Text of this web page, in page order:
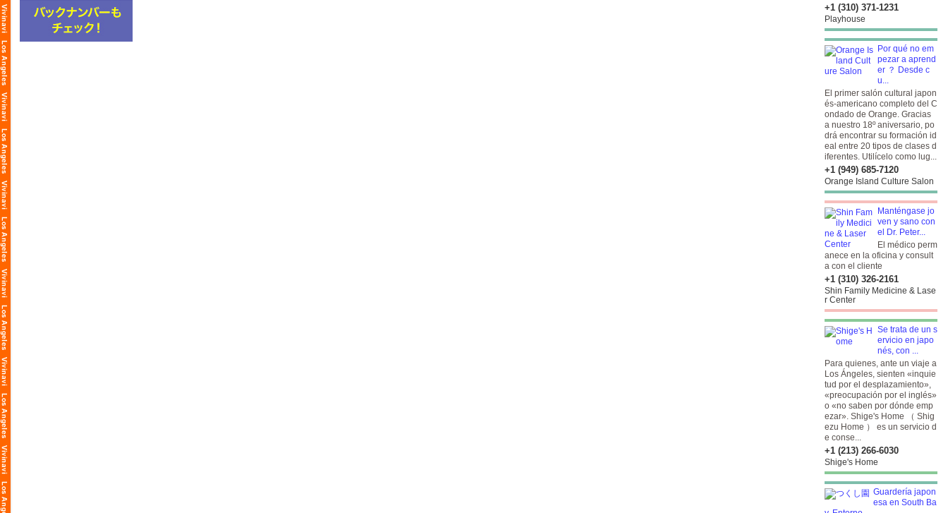
+1 (310) 371-1231
Playhouse
Por qué no em
pezar a aprend
er ？ Desde c
u...
El primer salón cultural japon
és-americano completo del C
ondado de Orange. Gracias
a nuestro 18º aniversario, po
drá encontrar su formación id
eal entre 20 tipos de clases d
iferentes. Utilícelo como lug...
+1 (949) 685-7120
Orange Island Culture Salon
Manténgase jo
ven y sano con
el Dr. Peter...
El médico perm
anece en la oficina y consult
a con el cliente
+1 (310) 326-2161
Shin Family Medicine & Lase
r Center
Se trata de un s
ervicio en japo
nés, con ...
Para quienes, ante un viaje a
Los Ángeles, sienten «inquie
tud por el desplazamiento»,
«preocupación por el inglés»
o «no saben por dónde emp
ezar». Shige's Home （ Shig
ezu Home ） es un servicio d
e conse...
+1 (213) 266-6030
Shige's Home
Guardería japon
esa en South Ba